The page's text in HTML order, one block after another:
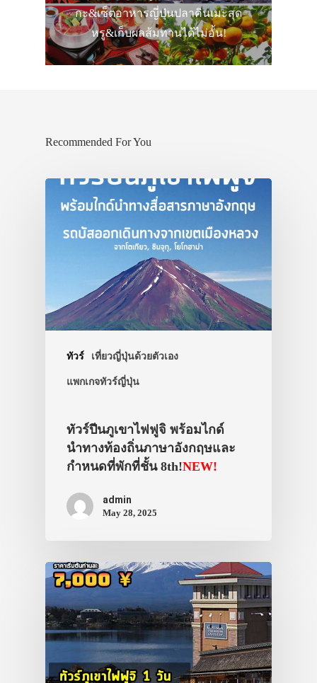
กะ&เซ็ตอาหารญี่ปุ่นปลาคินเมะสุด
หรู&เก็บผลส้มทานได้ไม่อั้น!
Recommended For You
ทัวร์ เที่ยวญี่ปุ่นด้วยตัวเอง
แพกเกจทัวร์ญี่ปุ่น
ทัวร์ปีนภูเขาไฟฟูจิ พร้อมไกด์
นำทางท้องถิ่นภาษาอังกฤษและ
กำหนดที่พักที่ชั้น 8th!NEW!
admin
May 28, 2025